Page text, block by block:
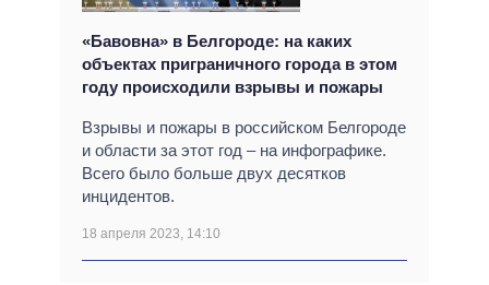
«Бавовна» в Белгороде: на каких
объектах приграничного города в этом
году происходили взрывы и пожары
Взрывы и пожары в российском Белгороде
и области за этот год – на инфографике.
Всего было больше двух десятков
инцидентов.
18 апреля 2023, 14:10